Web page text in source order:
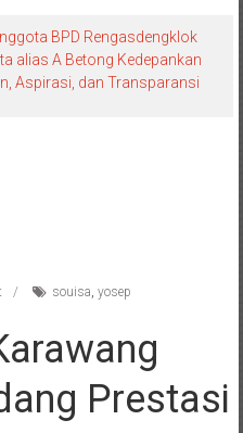
BPD Rengasdengklok
alias A Betong Kedepankan
Aspirasi, dan Transparansi
souisa yosep
Prestasi